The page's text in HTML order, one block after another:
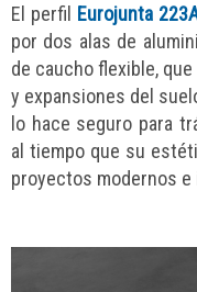
El perfil Eurojunta
por dos alas de
de caucho flexible,
y expansiones del
lo hace seguro para
al tiempo que su
proyectos modernos